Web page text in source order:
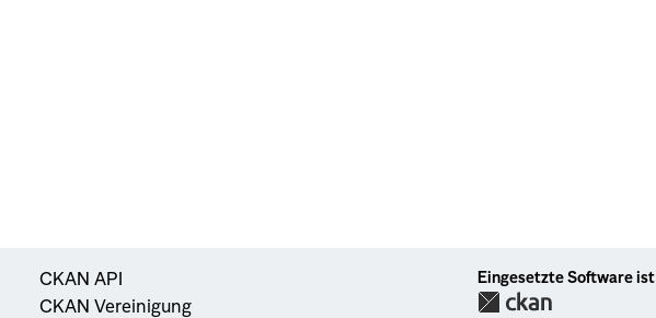
CKAN API
CKAN Vereinigung
Eingesetzte Software ist